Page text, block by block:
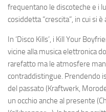
frequentano le discoteche e i
cosiddetta “crescita”, in cui si
In ‘Disco Kills’, i Kill Your
vicine alla musica elettronica
rarefatto ma le atmosfere
contraddistingue. Prendendo
del passato (Kraftwerk,
un occhio anche al presente